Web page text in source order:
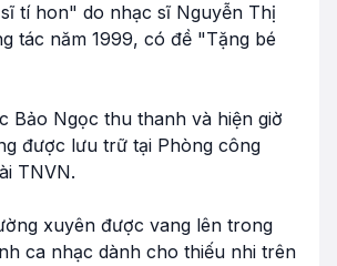
tí hon" do nhạc sĩ Nguyễn Thị
tác năm 1999, có đề "Tặng bé
Bảo Ngọc thu thanh và hiện giờ
được lưu trữ tại Phòng công
TNVN.
xuyên được vang lên trong
ca nhạc dành cho thiếu nhi trên